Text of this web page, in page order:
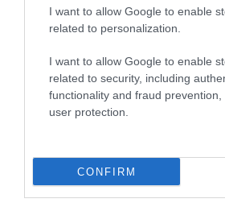
I want to allow Google to enable
related to personalization.
I want to allow Google to enable
related to security, including
functionality and fraud
user protection.
CONFIRM
HASONLÓ ÉRDEKESSÉGEK